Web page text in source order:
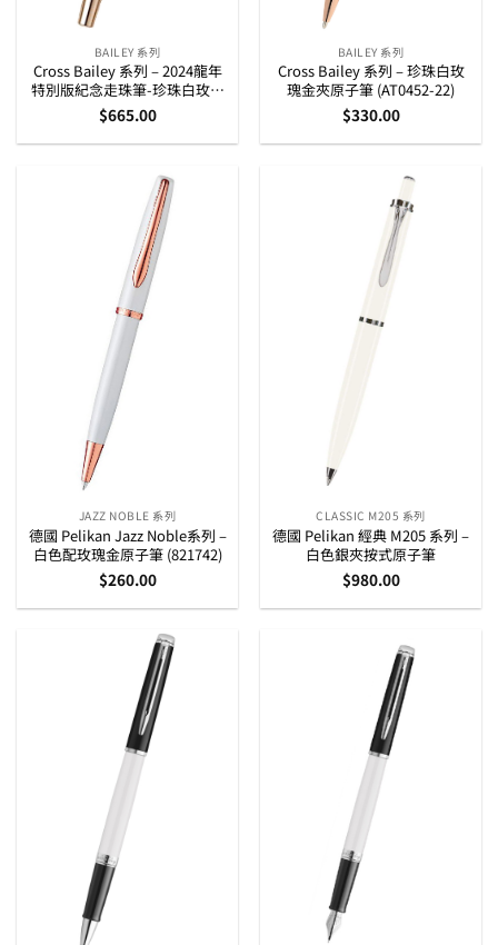
BAILEY 系列
Cross Bailey 系列 – 2024龍年
特別版紀念走珠筆-珍珠白玫瑰
金夾 (AT0455-23)
$665.00
BAILEY 系列
Cross Bailey 系列 – 珍珠白玫
瑰金夾原子筆 (AT0452-22)
$330.00
JAZZ NOBLE 系列
德國 Pelikan Jazz Noble系列 –
白色配玫瑰金原子筆 (821742)
$260.00
CLASSIC M205 系列
德國 Pelikan 經典 M205 系列 –
白色銀夾按式原子筆
$980.00